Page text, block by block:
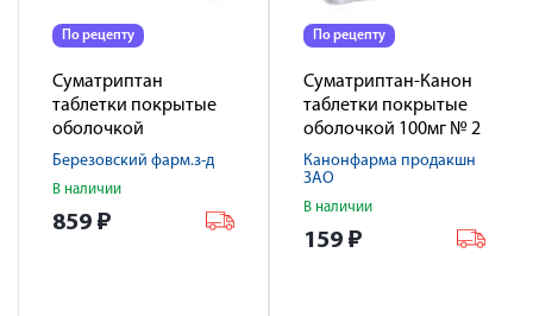
По рецепту
Суматриптан
таблетки покрытые
оболочкой
пленочной 100мг №
Березовский фарм.з-д
В наличии
859 ₽
По рецепту
Суматриптан-Канон
таблетки покрытые
оболочкой 100мг № 2
Канонфарма продакшн
ЗАО
В наличии
159 ₽